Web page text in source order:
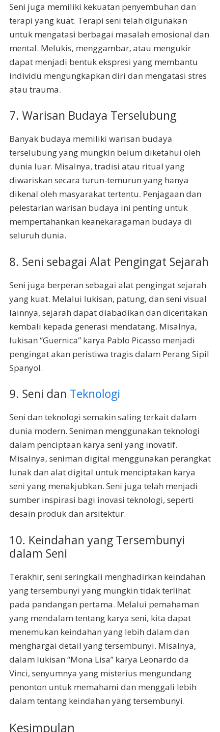
Seni juga memiliki kekuatan penyembuhan dan
terapi yang kuat. Terapi seni telah digunakan
untuk mengatasi berbagai masalah emosional dan
mental. Melukis, menggambar, atau mengukir
dapat menjadi bentuk ekspresi yang membantu
individu mengungkapkan diri dan mengatasi stres
atau trauma.
7. Warisan Budaya Terselubung
Banyak budaya memiliki warisan budaya
terselubung yang mungkin belum diketahui oleh
dunia luar. Misalnya, tradisi atau ritual yang
diwariskan secara turun-temurun yang hanya
dikenal oleh masyarakat tertentu. Penjagaan dan
pelestarian warisan budaya ini penting untuk
mempertahankan keanekaragaman budaya di
seluruh dunia.
8. Seni sebagai Alat Pengingat Sejarah
Seni juga berperan sebagai alat pengingat sejarah
yang kuat. Melalui lukisan, patung, dan seni visual
lainnya, sejarah dapat diabadikan dan diceritakan
kembali kepada generasi mendatang. Misalnya,
lukisan “Guernica” karya Pablo Picasso menjadi
pengingat akan peristiwa tragis dalam Perang Sipil
Spanyol.
9. Seni dan Teknologi
Seni dan teknologi semakin saling terkait dalam
dunia modern. Seniman menggunakan teknologi
dalam penciptaan karya seni yang inovatif.
Misalnya, seniman digital menggunakan perangkat
lunak dan alat digital untuk menciptakan karya
seni yang menakjubkan. Seni juga telah menjadi
sumber inspirasi bagi inovasi teknologi, seperti
desain produk dan arsitektur.
10. Keindahan yang Tersembunyi
dalam Seni
Terakhir, seni seringkali menghadirkan keindahan
yang tersembunyi yang mungkin tidak terlihat
pada pandangan pertama. Melalui pemahaman
yang mendalam tentang karya seni, kita dapat
menemukan keindahan yang lebih dalam dan
menghargai detail yang tersembunyi. Misalnya,
dalam lukisan “Mona Lisa” karya Leonardo da
Vinci, senyumnya yang misterius mengundang
penonton untuk memahami dan menggali lebih
dalam tentang keindahan yang tersembunyi.
Kesimpulan